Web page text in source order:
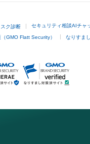
ク診断 セキュリティ相談AIチャ
GMO Flatt Security） なりすま